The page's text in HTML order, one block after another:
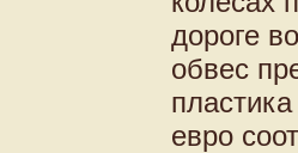
дороге
обвес
евро